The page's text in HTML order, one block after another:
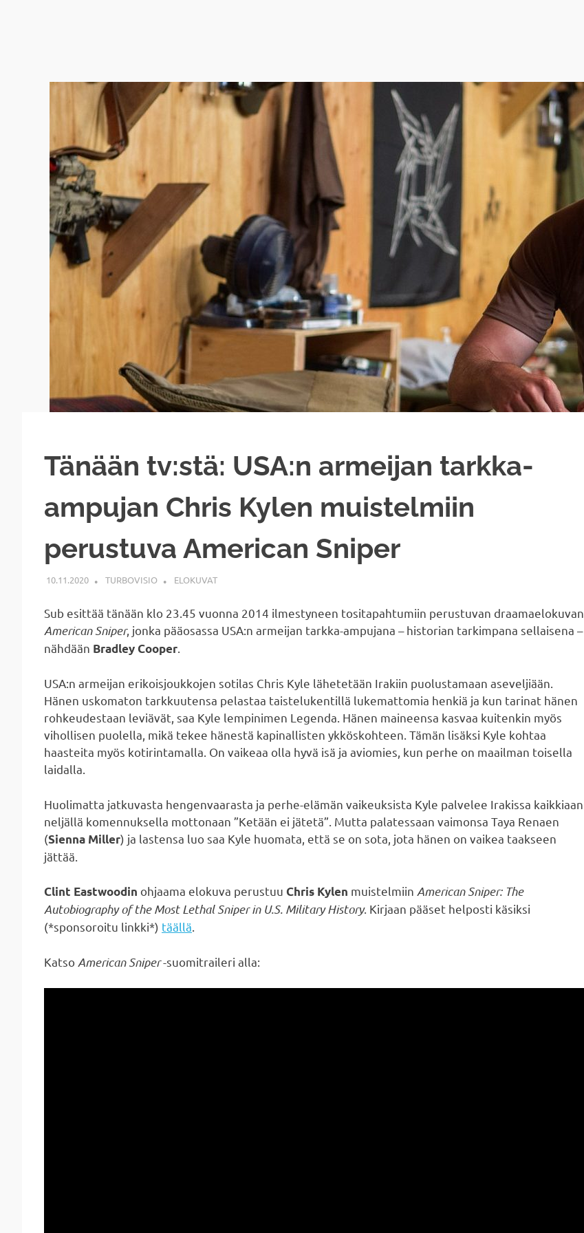
Tänään tv:stä: USA:n armeijan tarkka-
ampujan Chris Kylen muistelmiin
perustuva American Sniper
10.11.2020 TURBOVISIO ELOKUVAT
Sub esittää tänään klo 23.45 vuonna 2014 ilmestyneen tositapahtumiin perustuvan draamaelokuvan
American Sniper, jonka pääosassa USA:n armeijan tarkka-ampujana – historian tarkimpana sellaisena –
nähdään Bradley Cooper
USA:n armeijan erikoisjoukkojen sotilas Chris Kyle lähetetään Irakiin puolustamaan aseveljiään.
Hänen uskomaton tarkkuutensa pelastaa taistelukentillä lukemattomia henkiä ja kun tarinat hänen
rohkeudestaan leviävät, saa Kyle lempinimen Legenda. Hänen maineensa kasvaa kuitenkin myös
vihollisen puolella, mikä tekee hänestä kapinallisten ykköskohteen. Tämän lisäksi Kyle kohtaa
haasteita myös kotirintamalla. On vaikeaa olla hyvä isä ja aviomies, kun perhe on maailman toisella
laidalla.
Huolimatta jatkuvasta hengenvaarasta ja perhe-elämän vaikeuksista Kyle palvelee Irakissa kaikkiaan
neljällä komennuksella mottonaan ”Ketään ei jätetä”. Mutta palatessaan vaimonsa Taya Renaen
(Sienna Miller) ja lastensa luo saa Kyle huomata, että se on sota, jota hänen on vaikea taakseen
jättää.
Clint Eastwoodin ohjaama elokuva perustuu Chris Kylen muistelmiin American Sniper: The
Autobiography of the Most Lethal Sniper in U.S. Military History. Kirjaan pääset helposti käsiksi
(*sponsoroitu linkki*) täällä.
Katso American Sniper-suomitraileri alla: